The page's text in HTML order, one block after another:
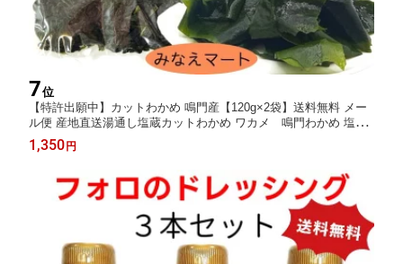
7位
【特許出願中】カットわかめ 鳴門産【120g×2袋】送料無料 メー
ル便 産地直送湯通し塩蔵カットわかめ ワカメ 鳴門わかめ 塩蔵
わかめ 鳴門水域産 みなえマート特選品サンキューカットわかめ
1,350円